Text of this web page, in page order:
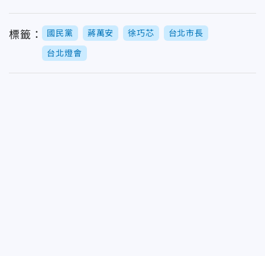
標籤： 國民黨 蔣萬安 徐巧芯 台北市長
台北燈會